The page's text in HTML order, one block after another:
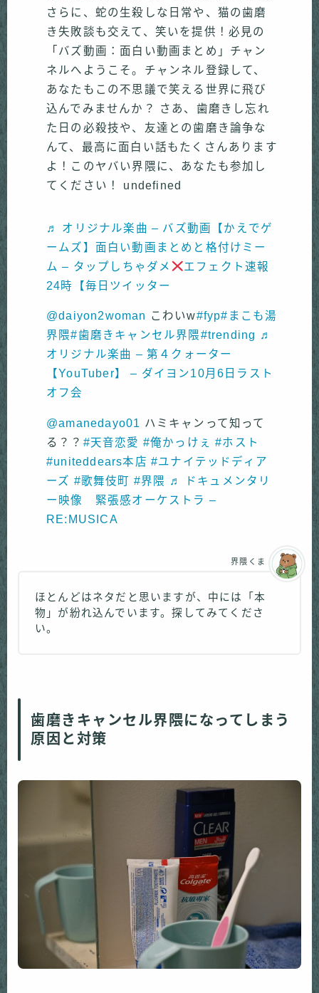
さらに、蛇の生殺しな日常や、猫の歯磨
き失敗談も交えて、笑いを提供！必見の
「バズ動画：面白い動画まとめ」チャン
ネルへようこそ。チャンネル登録して、
あなたもこの不思議で笑える世界に飛び
込んでみませんか？ さあ、歯磨きし忘れ
た日の必殺技や、友達との歯磨き論争な
んて、最高に面白い話もたくさんあります
よ！このヤバい界隈に、あなたも参加し
てください！ undefined
♬ オリジナル楽曲 – バズ動画【かえでゲ
ームズ】面白い動画まとめと格付けミー
ム – タップしちゃダメ
エフェクト速報
24時【毎日ツイッター
@daiyon2woman こわいw#fyp#まこも湯
界隈#歯磨きキャンセル界隈#trending ♬
オリジナル楽曲 – 第４クォーター
【YouTuber】 – ダイヨン10月6日ラスト
オフ会
@amanedayo01 ハミキャンって知って
る？？ #天音恋愛 #俺かっけぇ
#ホスト
#uniteddears本店 #ユナイテッドディア
ーズ #歌舞伎町 #界隈 ♬ ドキュメンタリ
ー映像 緊張感オーケストラ –
RE:MUSICA
ほとんどはネタだと思いますが、中には「本
物」が紛れ込んでいます。探してみてくださ
い。
界隈くま
歯磨きキャンセル界隈になってしまう
原因と対策